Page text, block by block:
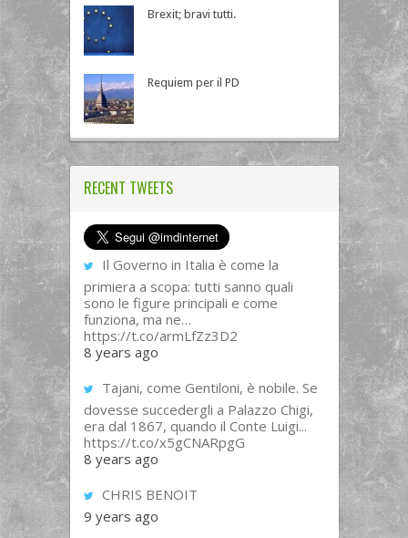
Brexit; bravi tutti.
Requiem per il PD
RECENT TWEETS
Il Governo in Italia è come la
primiera a scopa: tutti sanno quali
sono le figure principali e come
funziona, ma ne…
https://t.co/armLfZz3D2
8 years ago
Tajani, come Gentiloni, è nobile. Se
dovesse succedergli a Palazzo Chigi,
era dal 1867, quando il Conte Luigi...
https://t.co/x5gCNARpgG
8 years ago
CHRIS BENOIT
9 years ago